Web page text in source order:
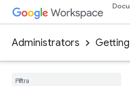
Administrators